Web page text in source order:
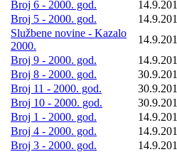
Broj 6 - 2000. god.
Broj 5 - 2000. god.
Službene novine - Kazalo
2000.
Broj 9 - 2000. god.
Broj 8 - 2000. god.
Broj 11 - 2000. god.
Broj 10 - 2000. god.
Broj 1 - 2000. god.
Broj 4 - 2000. god.
Broj 3 - 2000. god.